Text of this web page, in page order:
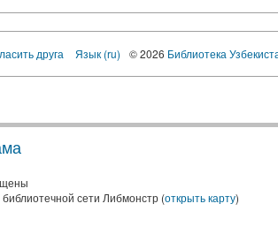
друга Язык (ru) © 2026 Библиотека
сети Либмонстр (открыть карту)